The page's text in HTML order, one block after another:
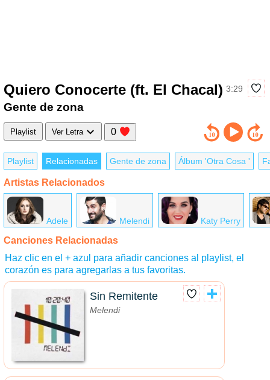
Quiero Conocerte (ft. El Chacal) 3:29
Gente de zona
Playlist Ver Letra 0
Playlist Relacionadas Gente de zona Álbum 'Otra Cosa '
Artistas Relacionados
Adele Melendi Katy Perry
Canciones Relacionadas
Haz clic en el + azul para añadir canciones al playlist, el
corazón es para agregarlas a tus favoritas.
Sin Remitente
Melendi